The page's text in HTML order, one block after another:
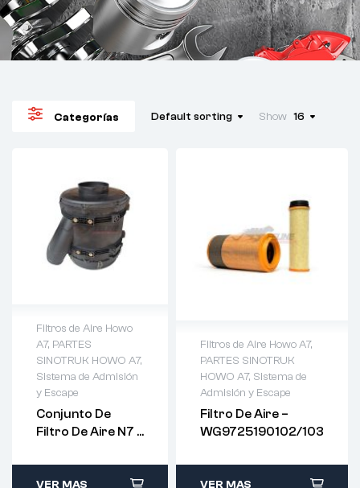
Categorías Default sorting Show 16
Filtros de Aire Howo
A7, PARTES
SINOTRUK HOWO A7,
Sistema de Admisión
y Escape
Conjunto De
Filtro De Aire N7 –
VER MAS
Filtros de Aire Howo A7,
PARTES SINOTRUK
HOWO A7, Sistema de
Admisión y Escape
Filtro De Aire –
WG9725190102/103
VER MAS